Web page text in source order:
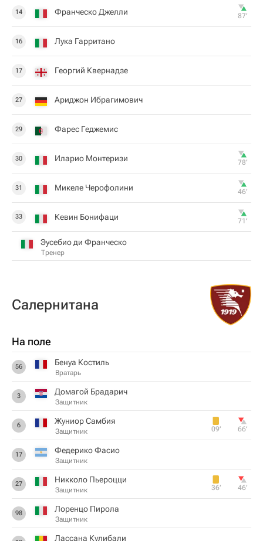
14 Франческо Джелли 87‎’‎
16 Лука Гарритано
17 Георгий Квернадзе
27 Ариджон Ибрагимович
29 Фарес Геджемис
30 Иларио Монтеризи 78‎’‎
31 Микеле Черофолини 46‎’‎
33 Кевин Бонифаци 71‎’‎
Эусебио ди Франческо
Тренер
Салернитана
На поле
56 Бенуа Костиль
Вратарь
3 Домагой Брадарич
Защитник
6 Жуниор Самбия
Защитник 09‎’‎ 66‎’‎
17 Федерико Фасио
Защитник
27 Никколо Пьероцци
Защитник 36‎’‎ 46‎’‎
98 Лоренцо Пирола
Защитник
Лассана Кулибали